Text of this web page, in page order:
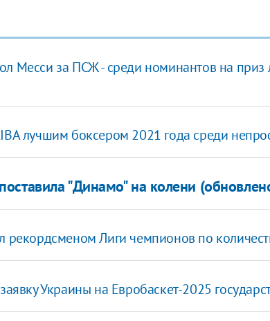
Месси за ПСЖ - среди номинантов на приз
лучшим боксером 2021 года среди
"Динамо" на колени
рекордсменом Лиги чемпионов по
Украины на Евробаскет-2025